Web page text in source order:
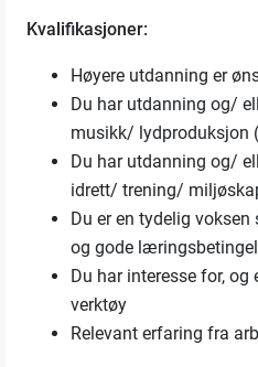
Kvalifikasjoner:
Høyere utdanning er
Du har utdanning og/
musikk/ lydproduksjon
Du har utdanning og/
idrett/ trening/
Du er en tydelig
og gode
Du har interesse for,
verktøy
Relevant erfaring fra